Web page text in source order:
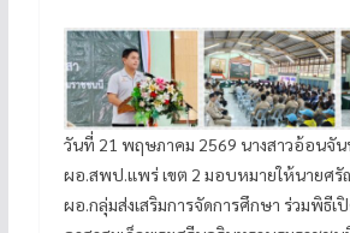
วันที่ 21 พฤษภาคม 2569 นางสาวอ้อนจัน
ผอ.สพป.แพร่ เขต 2 มอบหมายให้นายศรั
ผอ.กลุ่มส่งเสริมการจัดการศึกษา ร่วมพิธี